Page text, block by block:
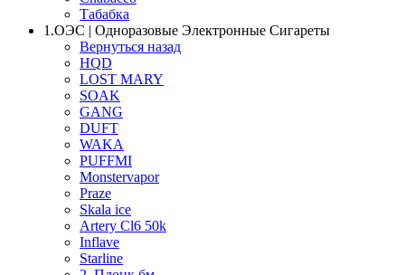
Табабка
1.OЭС | Одноразовые Электронные Сигареты
Вернуться назад
HQD
LOST MARY
SOAK
GANG
DUFT
WAKA
PUFFMI
Monstervapor
Praze
Skala ice
Artery Cl6 50k
Inflave
Starline